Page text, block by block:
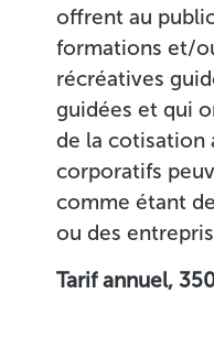
offrent au
formations et/
récréatives
guidées et qui
de la cotisation
corporatifs
comme étant
ou des
Tarif annuel,